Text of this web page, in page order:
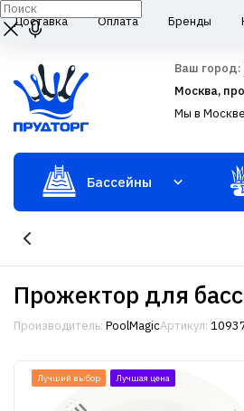
Доставка Оплата Бренды
Ваш город:
Москва,
Мы в
Бассейны
Прожектор для
Производитель: PoolMagicАртикул:
Лучший выбор Лучшая цена